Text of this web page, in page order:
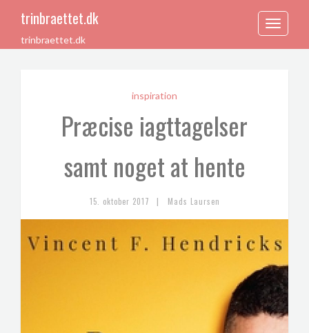
trinbraettet.dk
trinbraettet.dk
Toggle
inspiration
Præcise iagttagelser
samt noget at hente
15. oktober 2017 | Mads Laursen